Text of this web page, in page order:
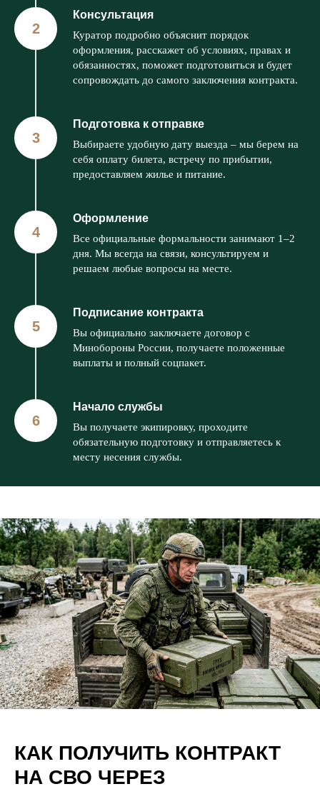
Консультация
Куратор подробно объяснит порядок
оформления, расскажет об условиях, правах и
обязанностях, поможет подготовиться и будет
сопровождать до самого заключения контракта.
Подготовка к отправке
Выбираете удобную дату выезда – мы берем на
себя оплату билета, встречу по прибытии,
предоставляем жилье и питание.
Оформление
Все официальные формальности занимают 1–2
дня. Мы всегда на связи, консультируем и
решаем любые вопросы на месте.
Подписание контракта
Вы официально заключаете договор с
Минобороны России, получаете положенные
выплаты и полный соцпакет.
Начало службы
Вы получаете экипировку, проходите
обязательную подготовку и отправляетесь к
месту несения службы.
КАК ПОЛУЧИТЬ КОНТРАКТ
НА СВО ЧЕРЕЗ